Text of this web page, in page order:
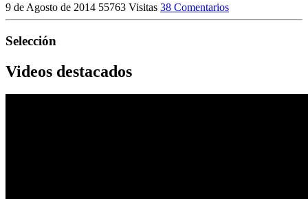
9 de Agosto de 2014 55763 Visitas 38 Comentarios
Selección
Videos destacados